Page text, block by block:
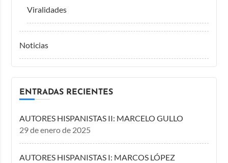
Viralidades
Noticias
ENTRADAS RECIENTES
AUTORES HISPANISTAS II: MARCELO GULLO
29 de enero de 2025
AUTORES HISPANISTAS I: MARCOS LÓPEZ